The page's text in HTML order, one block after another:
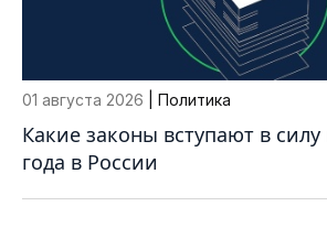
01 августа 2026 | Политика
Какие законы вступают в силу
года в России